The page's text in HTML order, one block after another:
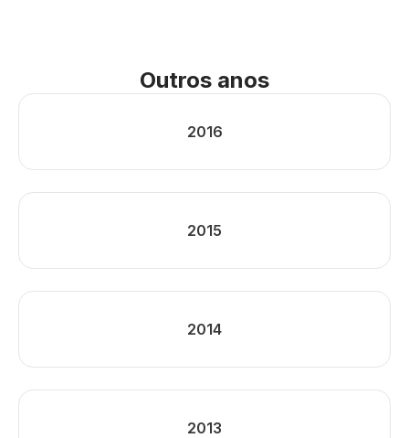
Outros anos
2016
2015
2014
2013